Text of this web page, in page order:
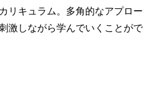
リキュラム。多角的なアプロー
激しながら学んでいくことがで